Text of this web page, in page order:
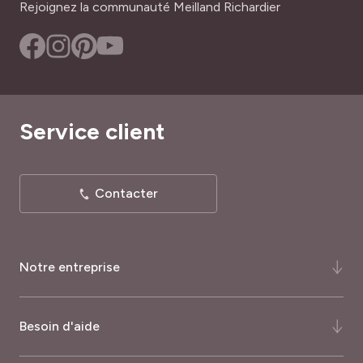
Rejoignez la communauté Meilland Richardier
Notre entreprise
Besoin d'aide
Service client
Contacter